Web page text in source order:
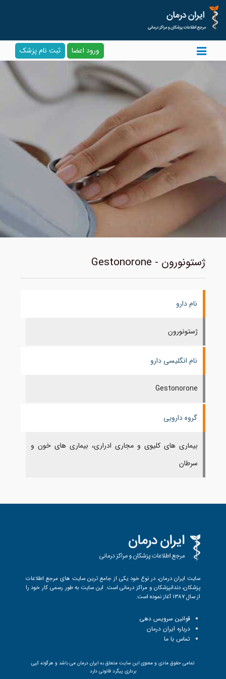
ورود اعضا ثبت نام پزشک
ژستونورون - Gestonorone
نام دارو
ژستونورون
نام انگلیسی دارو
Gestonorone
گروه دارویی
بیماری های کلیوی و مجاری ادراری، بیماری های خون و
سرطان
سایت ایران درمان، در نوع خود یکی از جامع ترین سایت های مرجع اطلاعات
پزشکان، دندانپزشکان و مراکز درمانی است. این سایت به طور رسمی کار خود را
از سال 1387 آغاز نموده است.
قوانین سرویس دهی
درباره ایران درمان
تماس با ما
تمامی حقوق مادی و معنوی این سایت متعلق به ایران درمان می باشد و هرگونه کپی
برداری پیگرد قانونی دارد